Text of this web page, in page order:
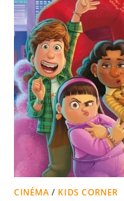
CINÉMA / KIDS CORNER